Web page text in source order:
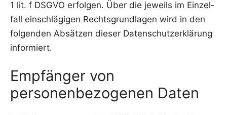
1 lit. f DSGVO erfol­gen. Über die jeweils im Ein­zel­
fall ein­schlä­gi­gen Rechts­grund­la­gen wird in den
fol­gen­den Absät­zen die­ser Daten­schutz­er­klä­rung
informiert.
Empfänger von
personenbezogenen Daten